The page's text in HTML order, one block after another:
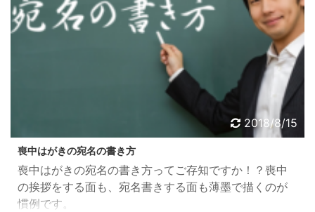
2018/8/15
喪中はがきの宛名の書き方
喪中はがきの宛名の書き方ってご存知ですか！？喪中
の挨拶をする面も、宛名書きする面も薄墨で描くのが
慣例です。